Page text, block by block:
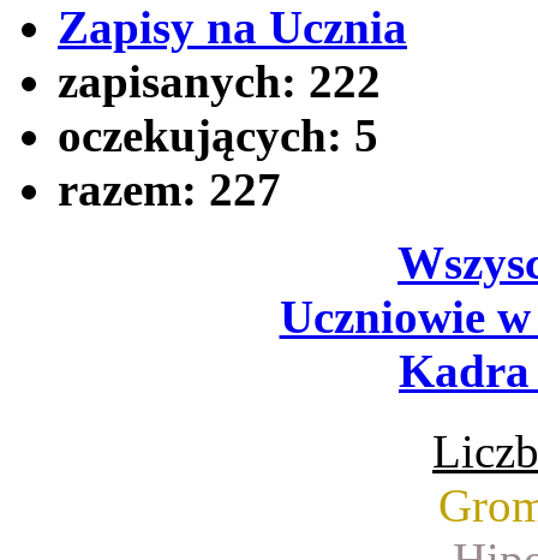
Zapisy na Ucznia
zapisanych: 222
oczekujących: 5
razem: 227
Uczniowie
Kadra